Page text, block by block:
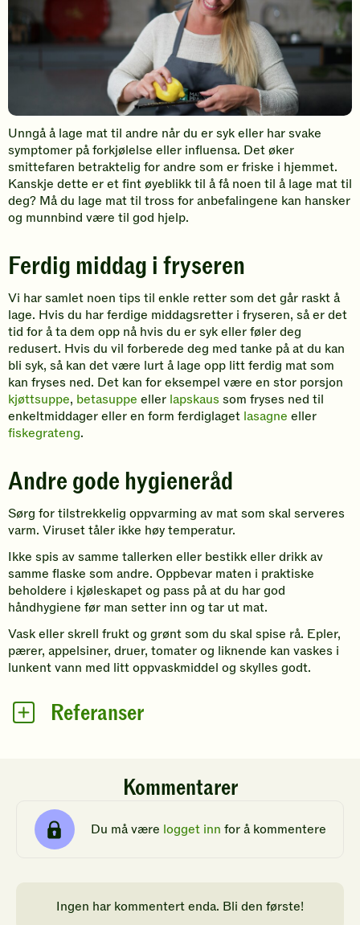
Unngå å lage mat til andre når du er syk eller har svake
symptomer på forkjølelse eller influensa. Det øker
smittefaren betraktelig for andre som er friske i hjemmet.
Kanskje dette er et fint øyeblikk til å få noen til å lage mat til
deg? Må du lage mat til tross for anbefalingene kan hansker
og munnbind være til god hjelp.
Ferdig middag i fryseren
Vi har samlet noen tips til enkle retter som det går raskt å
lage. Hvis du har ferdige middagsretter i fryseren, så er det
tid for å ta dem opp nå hvis du er syk eller føler deg
redusert. Hvis du vil forberede deg med tanke på at du kan
bli syk, så kan det være lurt å lage opp litt ferdig mat som
kan fryses ned. Det kan for eksempel være en stor porsjon
kjøttsuppe, betasuppe eller lapskaus som fryses ned til
enkeltmiddager eller en form ferdiglaget lasagne eller
fiskegrateng.
Andre gode hygieneråd
Sørg for tilstrekkelig oppvarming av mat som skal serveres
varm. Viruset tåler ikke høy temperatur.
Ikke spis av samme tallerken eller bestikk eller drikk av
samme flaske som andre. Oppbevar maten i praktiske
beholdere i kjøleskapet og pass på at du har god
håndhygiene før man setter inn og tar ut mat.
Vask eller skrell frukt og grønt som du skal spise rå. Epler,
pærer, appelsiner, druer, tomater og liknende kan vaskes i
lunkent vann med litt oppvaskmiddel og skylles godt.
Referanser
Kommentarer
Du må være logget inn for å kommentere
Ingen har kommentert enda. Bli den første!